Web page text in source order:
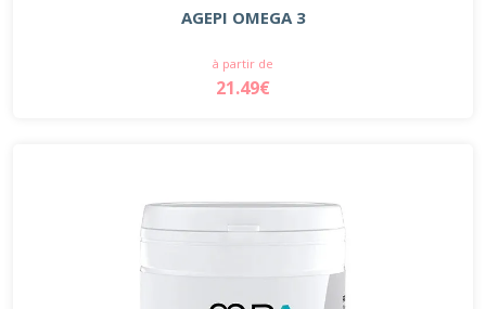
AGEPI OMEGA 3
à partir de
21.49€